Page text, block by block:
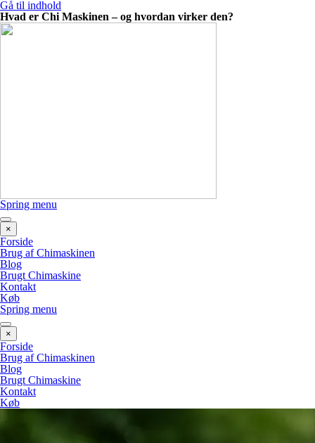
Gå til indhold
Hvad er Chi Maskinen – og hvordan virker den?
Spring menu
×
Forside
Brug af Chimaskinen
Blog
Brugt Chimaskine
Kontakt
Køb
Spring menu
×
Forside
Brug af Chimaskinen
Blog
Brugt Chimaskine
Kontakt
Køb